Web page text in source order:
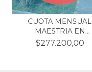
CUOTA MENSUAL
MAESTRIA EN
ESTADISTICA (C...
$277.200,00